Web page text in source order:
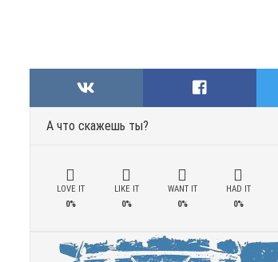
А что скажешь ты?
LOVE IT
0%
LIKE IT
0%
WANT IT
0%
HAD IT
0%